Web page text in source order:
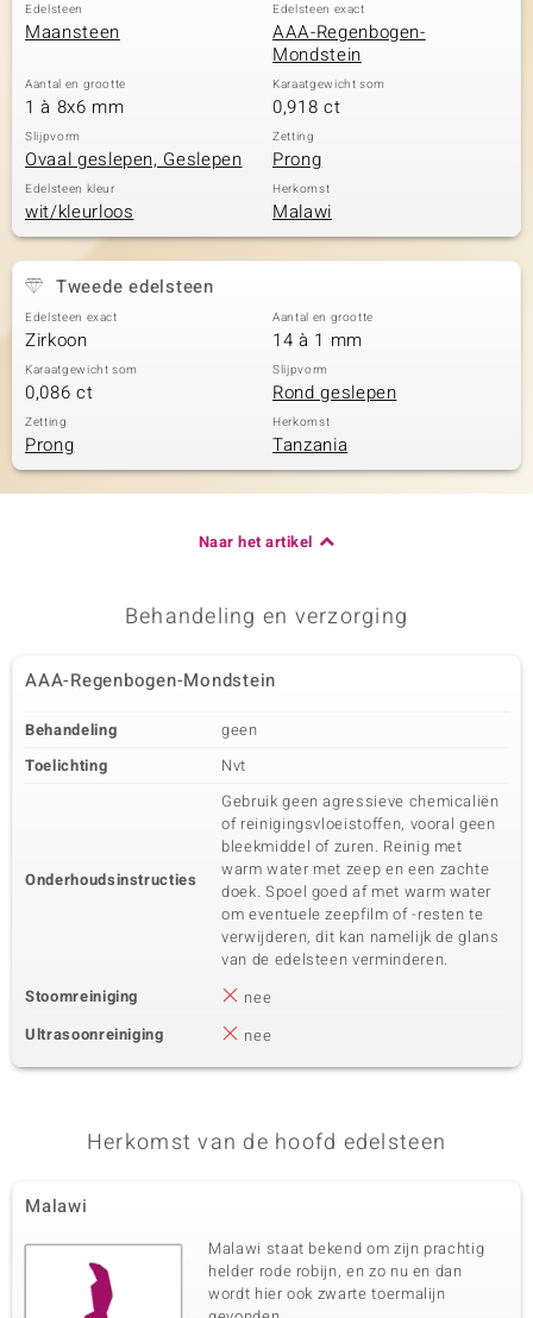
Edelsteen
Maansteen
Edelsteen exact
AAA-Regenbogen-
Mondstein
Aantal en grootte
1 à 8x6 mm
Karaatgewicht som
0,918 ct
Slijpvorm
Ovaal geslepen, Geslepen
Zetting
Prong
Edelsteen kleur
wit/kleurloos
Herkomst
Malawi
Tweede edelsteen
Edelsteen exact
Zirkoon
Aantal en grootte
14 à 1 mm
Karaatgewicht som
0,086 ct
Slijpvorm
Rond geslepen
Zetting
Prong
Herkomst
Tanzania
Naar het artikel
Behandeling en verzorging
AAA-Regenbogen-Mondstein
Behandeling
geen
Toelichting
Nvt
Onderhoudsinstructies
Gebruik geen agressieve chemicaliën
of reinigingsvloeistoffen, vooral geen
bleekmiddel of zuren. Reinig met
warm water met zeep en een zachte
doek. Spoel goed af met warm water
om eventuele zeepfilm of -resten te
verwijderen, dit kan namelijk de glans
van de edelsteen verminderen.
Stoomreiniging
nee
Ultrasoonreiniging
nee
Herkomst van de hoofd edelsteen
Malawi
Malawi staat bekend om zijn prachtig
helder rode robijn, en zo nu en dan
wordt hier ook zwarte toermalijn